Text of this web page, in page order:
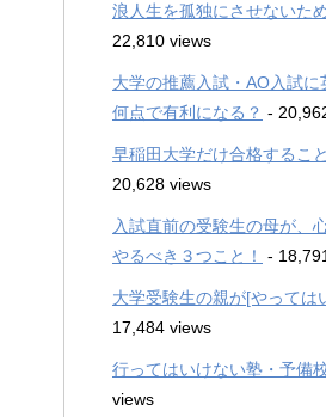
浪人生を孤独にさせないた
22,810 views
大学の推薦入試・AO入試
何点で有利になる？ -
早稲田大学だけ合格するこ
20,628 views
入試直前の受験生の母が、
やるべき３つこと！
-
大学受験生の親が[やっては
17,484 views
行ってはいけない塾・予備
views